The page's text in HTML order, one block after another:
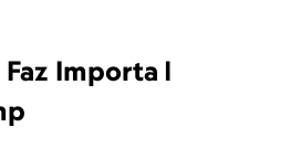
Faz Importa |